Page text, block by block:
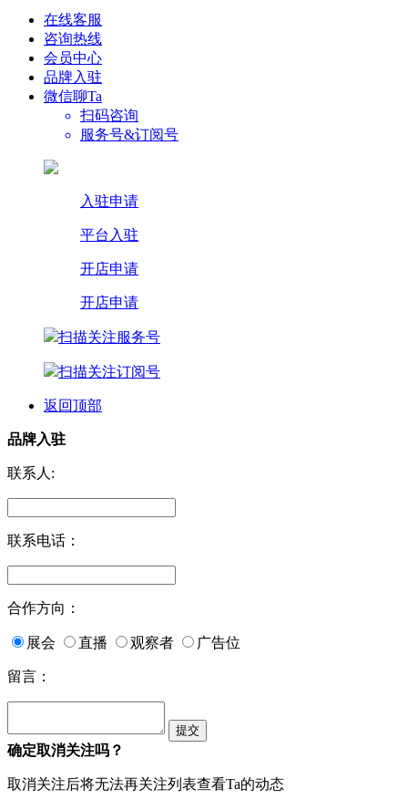
在线客服
咨询热线
会员中心
品牌入驻
微信聊Ta
扫码咨询
服务号&订阅号
入驻申请
平台入驻
开店申请
开店申请
扫描关注服务号
扫描关注订阅号
返回顶部
品牌入驻
联系人:
联系电话：
合作方向：
展会 直播 观察者 广告位
留言：
确定取消关注吗？
取消关注后将无法再关注列表查看Ta的动态